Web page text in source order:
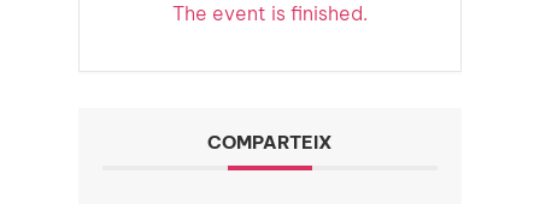
The event is finished.
COMPARTEIX